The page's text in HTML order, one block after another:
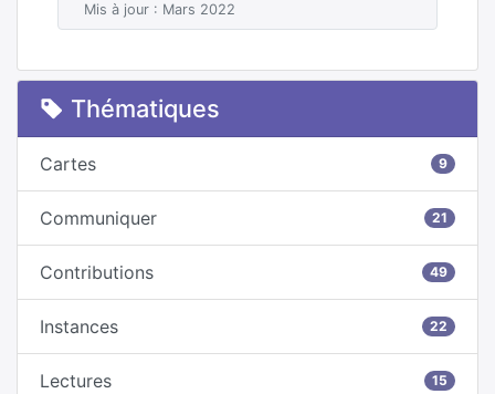
Mis à jour : Mars 2022
Thématiques
Cartes 9
Communiquer 21
Contributions 49
Instances 22
Lectures 15